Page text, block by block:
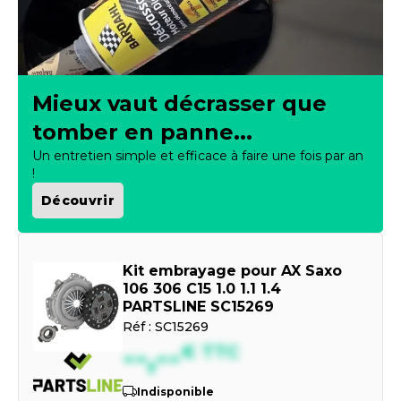
Mieux vaut décrasser que
tomber en panne...
Un entretien simple et efficace à faire une fois par an
!
Découvrir
Kit embrayage pour AX Saxo
106 306 C15 1.0 1.1 1.4
PARTSLINE SC15269
Réf : SC15269
--,--€ TTC
Indisponible